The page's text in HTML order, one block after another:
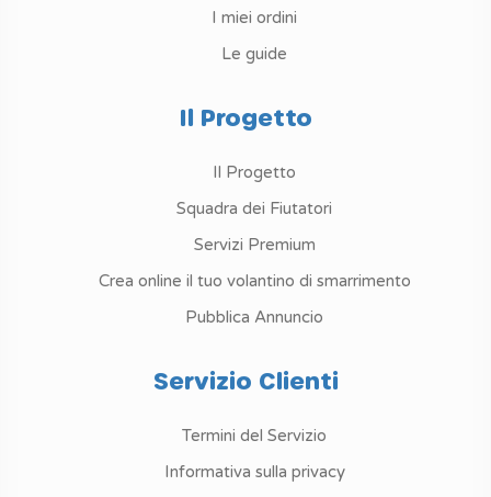
I miei ordini
Le guide
Il Progetto
Il Progetto
Squadra dei Fiutatori
Servizi Premium
Crea online il tuo volantino di smarrimento
Pubblica Annuncio
Servizio Clienti
Termini del Servizio
Informativa sulla privacy